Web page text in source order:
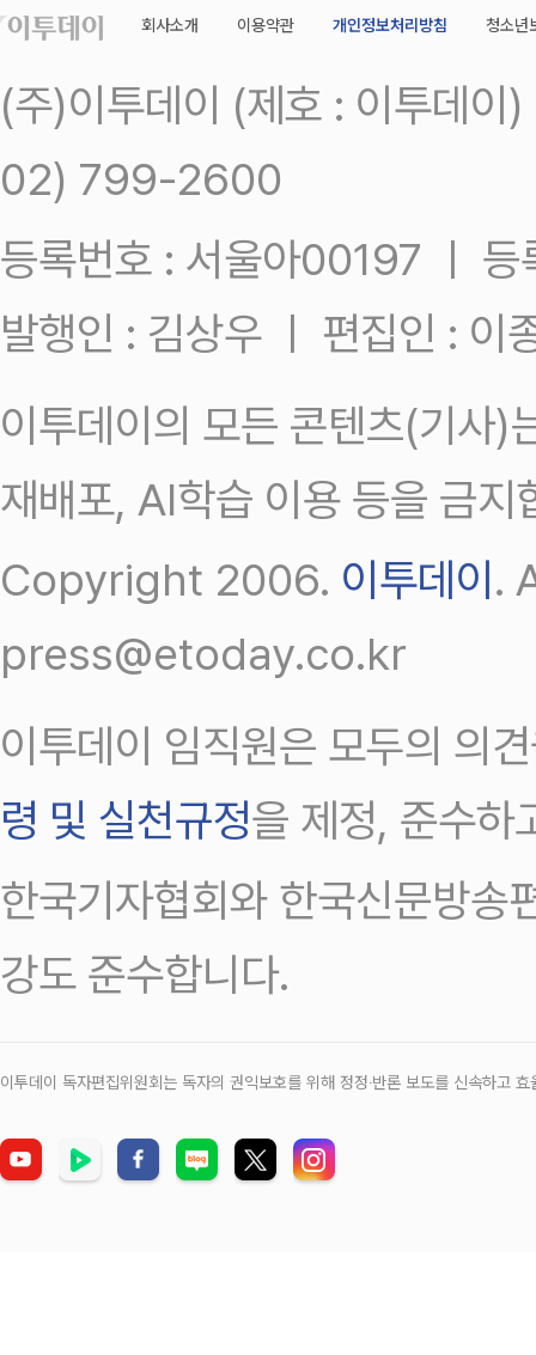
회사소개 이용약관 개인정보처리방침 청소년
(주)이투데이 (제호 : 이투데
02) 799-2600
등록번호 : 서울아00197 ㅣ
발행인 : 김상우 ㅣ 편집인 : 이
이투데이의 모든 콘텐츠(기사)
재배포, AI학습 이용 등을 금지
Copyright 2006. 이투데이.
press@etoday.co.kr
이투데이 임직원은 모두의 의
령 및 실천규정을 제정, 준수하
한국기자협회와 한국신문방송
강도 준수합니다.
이투데이 독자편집위원회는 독자의 권익보호를 위해 정정‧반론 보도를 신속하고